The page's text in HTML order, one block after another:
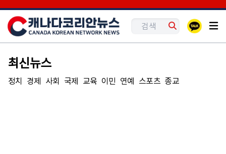
최신뉴스
정치 경제 사회 국제 교육 이민 연예 스포츠 종교